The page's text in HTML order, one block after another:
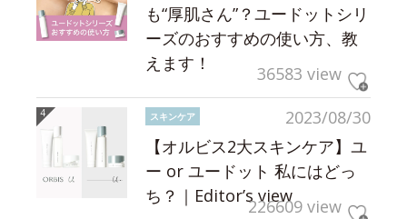
も“厚肌さん”？ユードットシリ
ーズのおすすめの使い方、教
えます！
36583 view
2023/08/30
スキンケア
【オルビス2大スキンケア】ユ
ー or ユードット 私にはどっ
ち？｜Editor’s view226609 view